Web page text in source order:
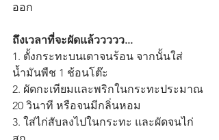
ออก
ถึงเวลาที่จะผัดแล้ววววว...
1. ตั้งกระทะบนเตาจนร้อน จากนั้นใส่
น้ำมันพืช 1 ช้อนโต๊ะ
2. ผัดกะเทียมและพริกในกระทะประมาณ
20 วินาที หรือจนมีกลิ่นหอม
3. ใส่ไก่สับลงไปในกระทะ และผัดจนไก่